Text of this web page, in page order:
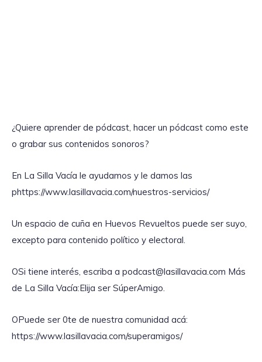
¿Quiere aprender de pódcast, hacer un pódcast como este
o grabar sus contenidos sonoros?
En La Silla Vacía le ayudamos y le damos las
phttps://www.lasillavacia.com/nuestros-servicios/
Un espacio de cuña en Huevos Revueltos puede ser suyo,
excepto para contenido político y electoral.
OSi tiene interés, escriba a podcast@lasillavacia.com Más
de La Silla Vacía:Elija ser SúperAmigo.
OPuede ser 0te de nuestra comunidad acá:
https://www.lasillavacia.com/superamigos/